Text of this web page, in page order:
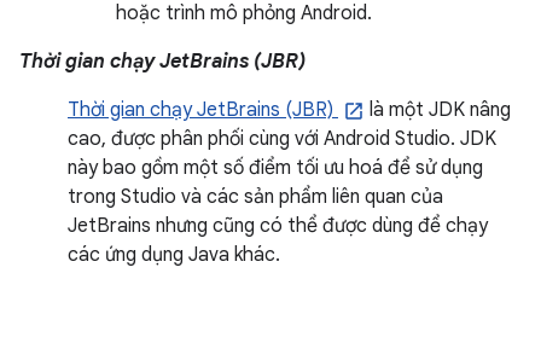
hoặc trình mô phỏng Android.
Thời gian chạy JetBrains (JBR)
Thời gian chạy JetBrains (JBR)
là một JDK nâng
cao, được phân phối cùng với Android Studio. JDK
này bao gồm một số điểm tối ưu hoá để sử dụng
trong Studio và các sản phẩm liên quan của
JetBrains nhưng cũng có thể được dùng để chạy
các ứng dụng Java khác.